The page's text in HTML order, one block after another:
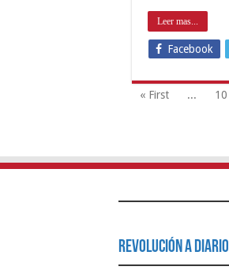
Leer mas...
Facebook
« First ... 10
Revolución a Diario